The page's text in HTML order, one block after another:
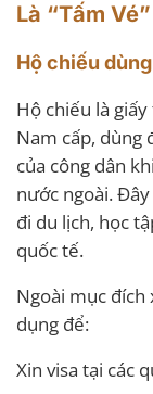
Là “Tấm
Hộ chiếu
Hộ chiếu là
Nam cấp, dùng
của công dân
nước ngoài.
đi du lịch, học
quốc tế.
Ngoài mục đích
dụng để:
Xin visa tại các